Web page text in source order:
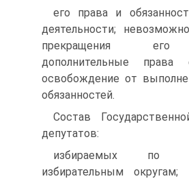
его права и
деятельности;
прекращения его
дополнительные права
освобождение от
обязанностей.
Состав
депутатов:
избираемых по
избирательным